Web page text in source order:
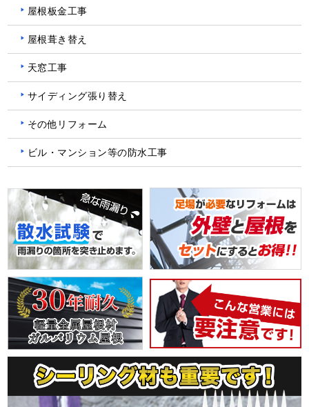
屋根板金工事
屋根葺き替え
天窓工事
サイディング張り替え
その他リフォーム
ビル・マンション等の防水工事